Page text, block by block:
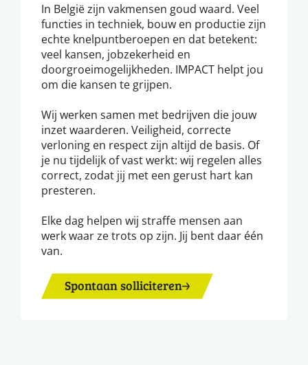
In België zijn vakmensen goud waard. Veel
functies in techniek, bouw en productie zijn
echte knelpuntberoepen en dat betekent:
veel kansen, jobzekerheid en
doorgroeimogelijkheden. IMPACT helpt jou
om die kansen te grijpen.
Wij werken samen met bedrijven die jouw
inzet waarderen. Veiligheid, correcte
verloning en respect zijn altijd de basis. Of
je nu tijdelijk of vast werkt: wij regelen alles
correct, zodat jij met een gerust hart kan
presteren.
Elke dag helpen wij straffe mensen aan
werk waar ze trots op zijn. Jij bent daar één
van.
Spontaan solliciteren